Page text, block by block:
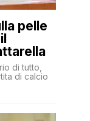
pelle
di tutto,
di calcio